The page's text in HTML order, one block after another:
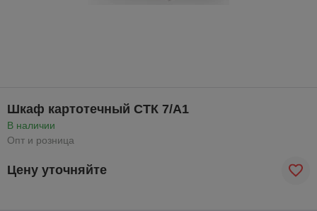
Шкаф картотечный СТК 7/А1
В наличии
Опт и розница
Цену уточняйте